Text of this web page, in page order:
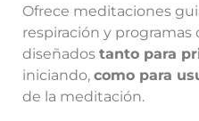
Ofrece meditaciones
respiración y
diseñados tanto para
iniciando, como para
de la meditación.